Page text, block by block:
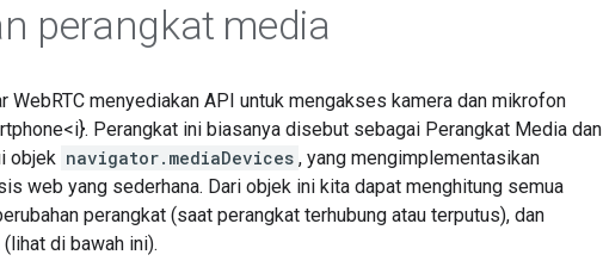
perangkat media
WebRTC menyediakan API untuk mengakses kamera dan mikrofon
Perangkat ini biasanya disebut sebagai Perangkat Media dan
objek navigator.mediaDevices , yang mengimplementasikan
web yang sederhana. Dari objek ini kita dapat menghitung semua
perangkat (saat perangkat terhubung atau terputus), dan
di bawah ini).